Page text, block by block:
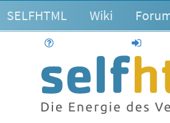
SELFHTML Wiki